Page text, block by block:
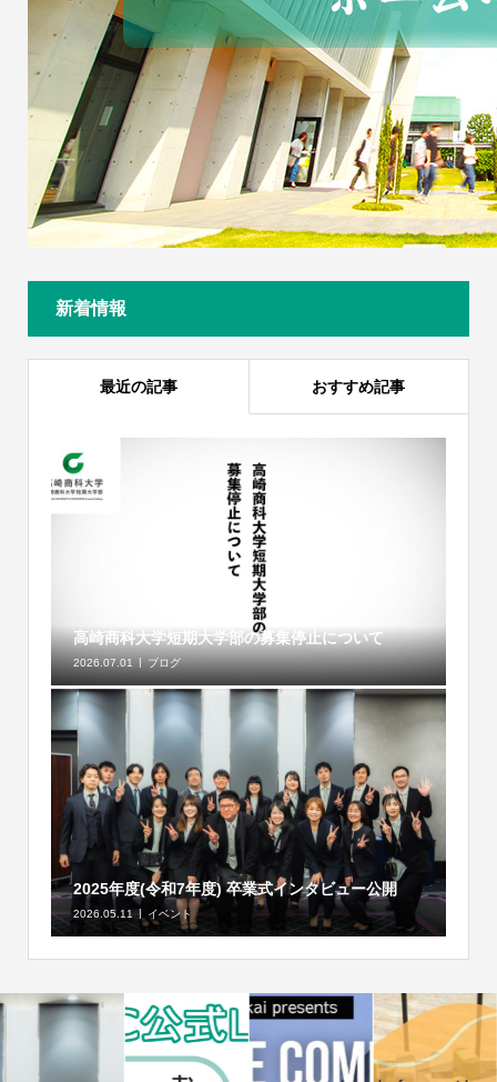
新着情報
最近の記事 おすすめ記事
高崎商科大学短期大学部の募集停止について
2026.07.01 ブログ
2025年度(令和7年度) 卒業式インタビュー公開
2026.05.11 イベント